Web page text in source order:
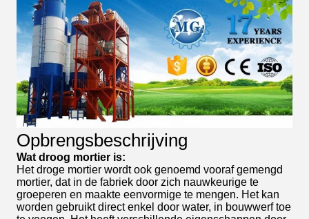
Opbrengsbeschrijving
Wat droog mortier is:
Het droge mortier wordt ook genoemd vooraf gemengd
mortier, dat in de fabriek door zich nauwkeurige te
groeperen en maakte eenvormige te mengen. Het kan
worden gebruikt direct enkel door water, in bouwwerf toe